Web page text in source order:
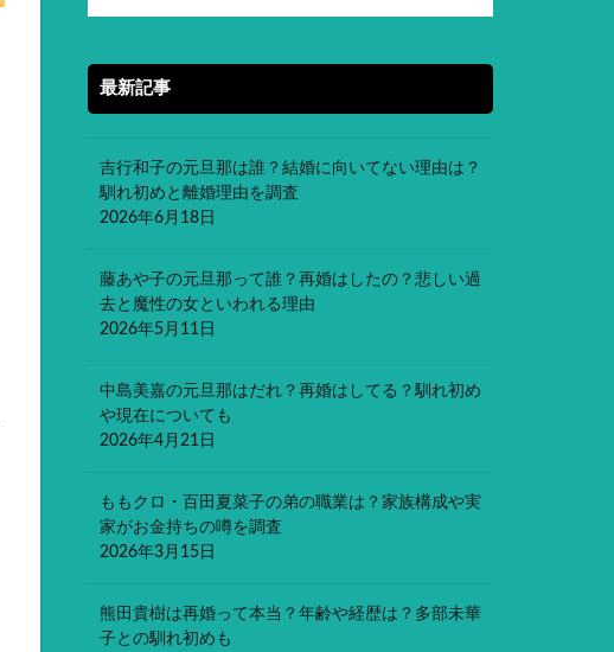
最新記事
吉行和子の元旦那は誰？結婚に向いてない理由は？
馴れ初めと離婚理由を調査
2026年6月18日
藤あや子の元旦那って誰？再婚はしたの？悲しい過
去と魔性の女といわれる理由
2026年5月11日
中島美嘉の元旦那はだれ？再婚はしてる？馴れ初め
や現在についても
2026年4月21日
ももクロ・百田夏菜子の弟の職業は？家族構成や実
家がお金持ちの噂を調査
2026年3月15日
熊田貴樹は再婚って本当？年齢や経歴は？多部未華
子との馴れ初めも